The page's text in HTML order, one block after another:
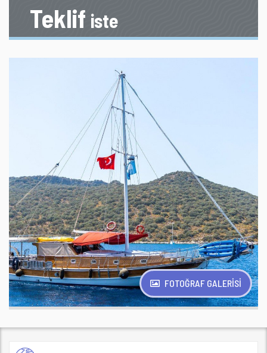
Teklif iste
FOTOĞRAF GALERİSİ